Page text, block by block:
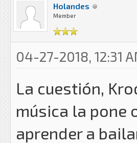
Holandes
Member
04-27-2018, 12:31
La cuestión,
música la pone
aprender a